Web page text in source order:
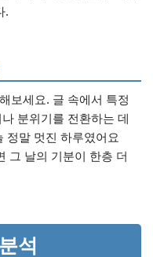
.
보세요. 글 속에서 특정
분위기를 전환하는 데
정말 멋진 하루였어요
그 날의 기분이 한층 더
석